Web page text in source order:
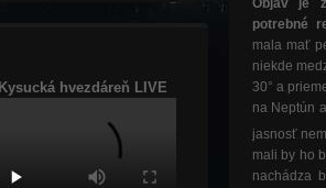
Kysucká hvezdáreň LIVE
Objav je
potrebné
mala mať
niekde
30° a
na Neptún
jasnosť
mali by ho
nachádza